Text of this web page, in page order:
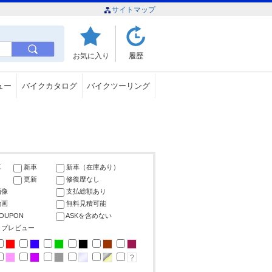
サイトマップ
お気に入り 履歴
ー バイクカタログ バイクツーリング
新車
新車（在庫あり）
更新
修復歴なし
支払総額あり
画
無料見積可能
ASKを含めない
プレビュー